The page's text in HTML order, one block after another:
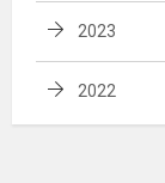
2023
2022